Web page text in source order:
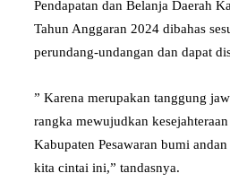
Pendapatan dan Belanja Daerah
Tahun Anggaran 2024 dibahas
perundang-undangan dan dapat
” Karena merupakan tanggung
rangka mewujudkan
Kabupaten Pesawaran bumi
kita cintai ini,” tandasnya.